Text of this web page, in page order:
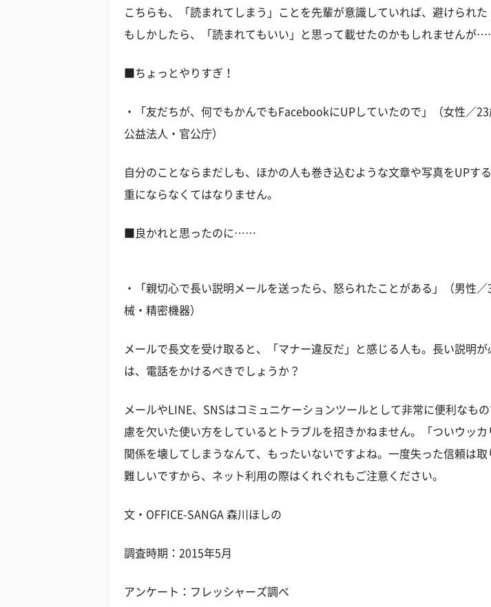
こちらも、「読まれてしまう」ことを先輩が意識していれば、避けられた
もしかしたら、「読まれてもいい」と思って載せたのかもしれませんが
■ちょっとやりすぎ！
・「友だちが、何でもかんでもFacebookにUPしていたので」（女性／23
公益法人・官公庁）
自分のことならまだしも、ほかの人も巻き込むような文章や写真をUPす
重にならなくてはなりません。
■良かれと思ったのに……
・「親切心で長い説明メールを送ったら、怒られたことがある」（男性／
械・精密機器）
メールで長文を受け取ると、「マナー違反だ」と感じる人も。長い説明が
は、電話をかけるべきでしょうか？
メールやLINE、SNSはコミュニケーションツールとして非常に便利なも
慮を欠いた使い方をしているとトラブルを招きかねません。「ついウッカ
関係を壊してしまうなんて、もったいないですよね。一度失った信頼は取
難しいですから、ネット利用の際はくれぐれもご注意ください。
文・OFFICE-SANGA 森川ほしの
調査時期：2015年5月
アンケート：フレッシャーズ調べ